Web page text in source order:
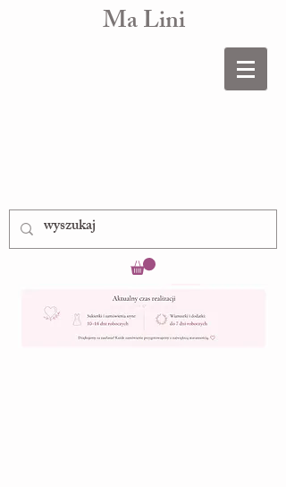
Ma Lini